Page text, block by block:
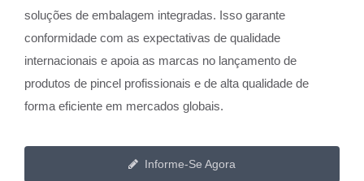
soluções de embalagem integradas. Isso garante
conformidade com as expectativas de qualidade
internacionais e apoia as marcas no lançamento de
produtos de pincel profissionais e de alta qualidade de
forma eficiente em mercados globais.
Informe-Se Agora